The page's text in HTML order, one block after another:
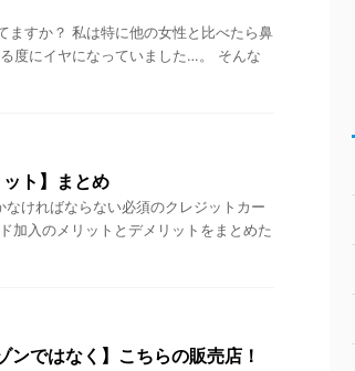
ますか？ 私は特に他の女性と比べたら鼻
度にイヤになっていました…。 そんな
ト】まとめ
ければならない必須のクレジットカー
加入のメリットとデメリットをまとめた
ではなく】こちらの販売店！